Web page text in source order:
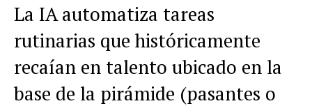
La IA automatiza tareas
rutinarias que históricamente
recaían en talento ubicado en la
base de la pirámide (pasantes o